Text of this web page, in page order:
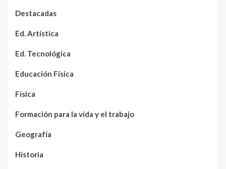
Destacadas
Ed. Artística
Ed. Tecnológica
Educación Física
Física
Formación para la vida y el trabajo
Geografía
Historia